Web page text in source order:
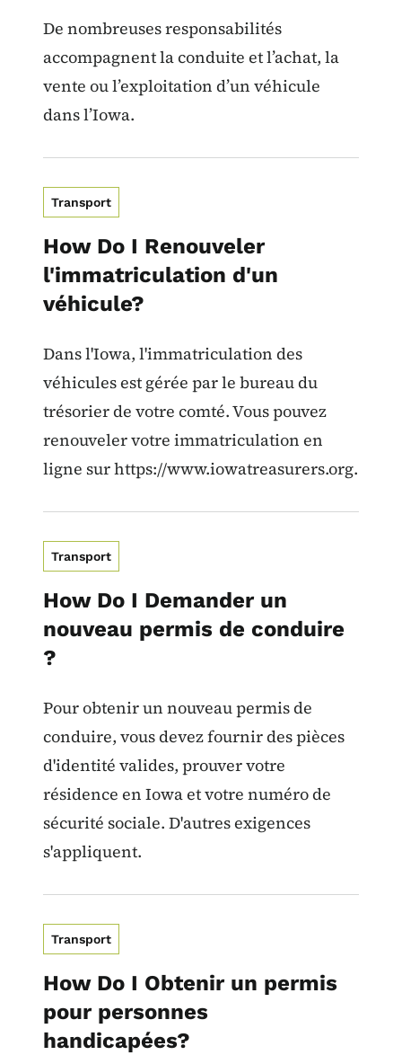
De nombreuses responsabilités
accompagnent la conduite et l’achat, la
vente ou l’exploitation d’un véhicule
dans l’Iowa.
Transport
How Do I Renouveler
l'immatriculation d'un
véhicule?
Dans l'Iowa, l'immatriculation des
véhicules est gérée par le bureau du
trésorier de votre comté. Vous pouvez
renouveler votre immatriculation en
ligne sur https://www.iowatreasurers.org.
Transport
How Do I Demander un
nouveau permis de conduire
?
Pour obtenir un nouveau permis de
conduire, vous devez fournir des pièces
d'identité valides, prouver votre
résidence en Iowa et votre numéro de
sécurité sociale. D'autres exigences
s'appliquent.
Transport
How Do I Obtenir un permis
pour personnes
handicapées?